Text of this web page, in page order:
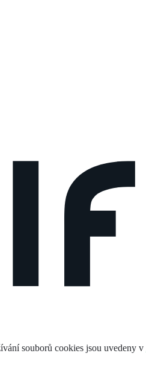
souborů cookies jsou uvedeny v